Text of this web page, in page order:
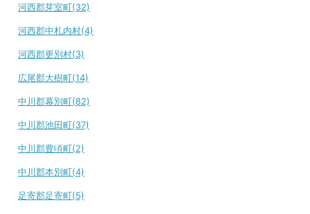
河西郡芽室町(32)
河西郡中札内村(4)
河西郡更別村(3)
広尾郡大樹町(14)
中川郡幕別町(82)
中川郡池田町(37)
中川郡豊頃町(2)
中川郡本別町(4)
足寄郡足寄町(5)